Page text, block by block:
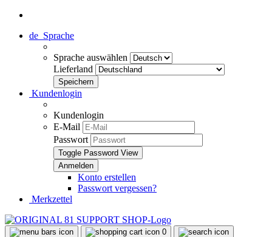
de Sprache
Sprache auswählen
Lieferland
Kundenlogin
Kundenlogin
E-Mail
Passwort
Toggle Password View
Konto erstellen
Passwort vergessen?
Merkzettel
0